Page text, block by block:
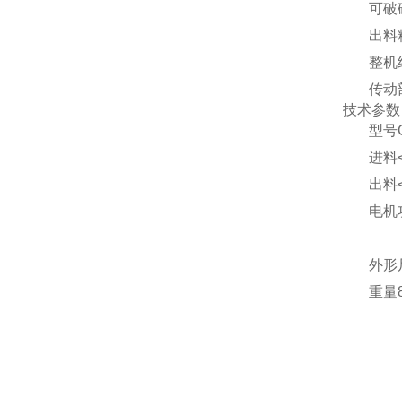
可破
出料
整机
传动
技术参数
型号
进料
出料
电机
外形
重量